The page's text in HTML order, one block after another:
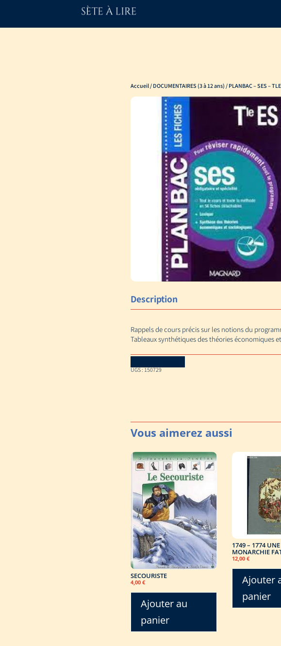
Accueil/ DOCUMENTAIRES (3 à 12 ans) / PLANBAC – SES –
Description
Rappels de cours précis sur les notions du
Tableaux synthétiques des théories économiques
UGS :150729
SECOURISTE
4,00 €
Ajouter au
panier
1749 – 1774 UNE
MONARCHIE
12,00€
Ajouter
panier